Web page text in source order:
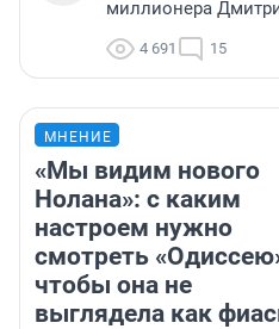
миллионера
4 691 15
МНЕНИЕ
«Мы видим нового
Нолана»: с каким
настроем нужно
смотреть
чтобы она не
выглядела как